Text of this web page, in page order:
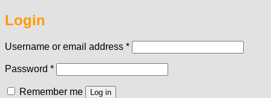
Login
Username or email address *Required
Password *Required
Remember me Log in